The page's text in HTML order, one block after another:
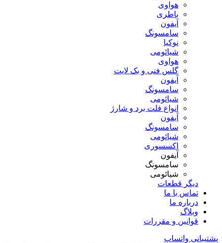
هواوی
باطری
آیفون
سامسونگ
نوکیا
شیائومی
هواوی
گلس فنی و بک لایت
آیفون
سامسونگ
شیائومی
انواع فلت برد و شارژ
آیفون
سامسونگ
شیائومی
اکسسوری
آیفون
سامسونگ
شیائومی
دیگر قطعات
تماس با ما
درباره ما
وبلاگ
قوانین و مقررات
پشتیبانی واتساپ